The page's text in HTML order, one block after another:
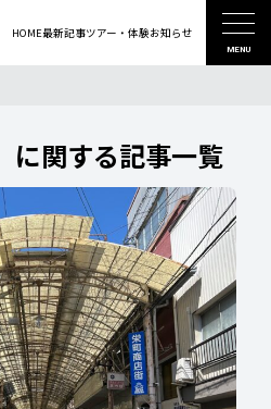
HOME最新記事ツアー・体験お知らせ
MENU
に関する記事一覧